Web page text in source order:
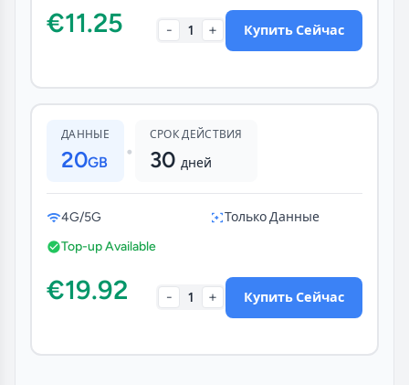
€11.25 - 1 + Купить Сейчас
ДАННЫЕ
20GB •
СРОК ДЕЙСТВИЯ
30 дней
4G/5G
Только Данные
Top-up Available
€19.92 - 1 + Купить Сейчас